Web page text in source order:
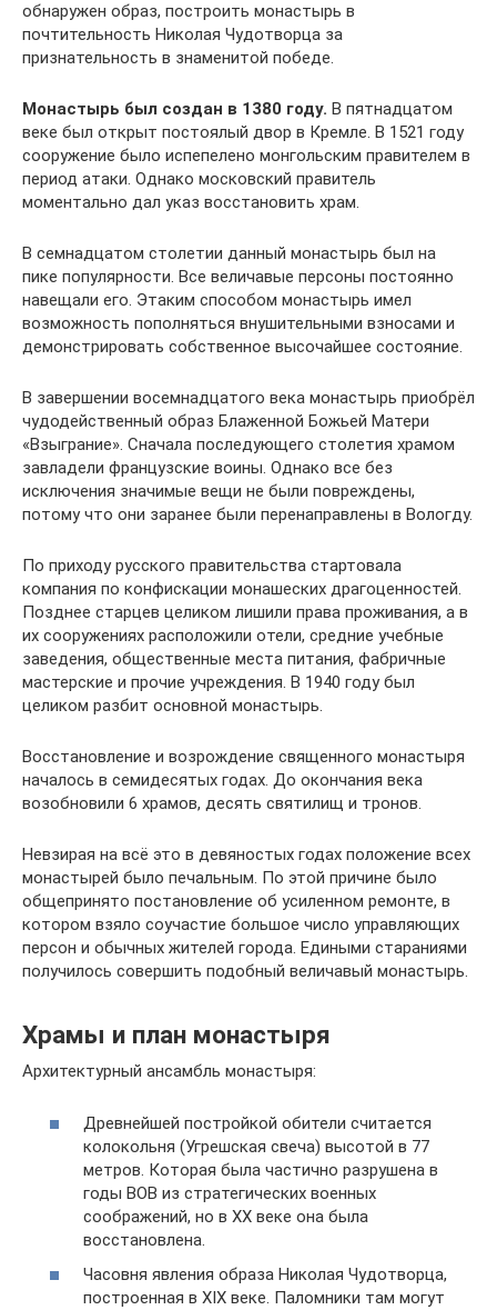
обнаружен образ, построить монастырь в
почтительность Николая Чудотворца за
признательность в знаменитой победе.
Монастырь был создан в 1380 году. В пятнадцатом
веке был открыт постоялый двор в Кремле. В 1521 году
сооружение было испепелено монгольским правителем в
период атаки. Однако московский правитель
моментально дал указ восстановить храм.
В семнадцатом столетии данный монастырь был на
пике популярности. Все величавые персоны постоянно
навещали его. Этаким способом монастырь имел
возможность пополняться внушительными взносами и
демонстрировать собственное высочайшее состояние.
В завершении восемнадцатого века монастырь приобрёл
чудодейственный образ Блаженной Божьей Матери
«Взыграние». Сначала последующего столетия храмом
завладели французские воины. Однако все без
исключения значимые вещи не были повреждены,
потому что они заранее были перенаправлены в Вологду.
По приходу русского правительства стартовала
компания по конфискации монашеских драгоценностей.
Позднее старцев целиком лишили права проживания, а в
их сооружениях расположили отели, средние учебные
заведения, общественные места питания, фабричные
мастерские и прочие учреждения. В 1940 году был
целиком разбит основной монастырь.
Восстановление и возрождение священного монастыря
началось в семидесятых годах. До окончания века
возобновили 6 храмов, десять святилищ и тронов.
Невзирая на всё это в девяностых годах положение всех
монастырей было печальным. По этой причине было
общепринято постановление об усиленном ремонте, в
котором взяло соучастие большое число управляющих
персон и обычных жителей города. Едиными стараниями
получилось совершить подобный величавый монастырь.
Храмы и план монастыря
Архитектурный ансамбль монастыря:
Древнейшей постройкой обители считается
колокольня (Угрешская свеча) высотой в 77
метров. Которая была частично разрушена в
годы ВОВ из стратегических военных
соображений, но в XX веке она была
восстановлена.
Часовня явления образа Николая Чудотворца,
построенная в XIX веке. Паломники там могут